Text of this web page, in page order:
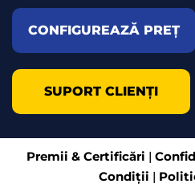
CONFIGUREAZĂ PREȚ
SUPORT CLIENȚI
Premii & Certificări |
Condiții |